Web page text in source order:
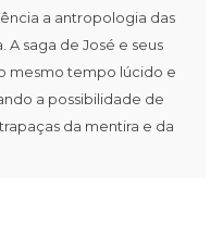
a antropologia das
A saga de José e seus
mesmo tempo lúcido e
a possibilidade de
da mentira e da